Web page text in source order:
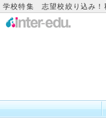
学校特集 志望校絞り込み！